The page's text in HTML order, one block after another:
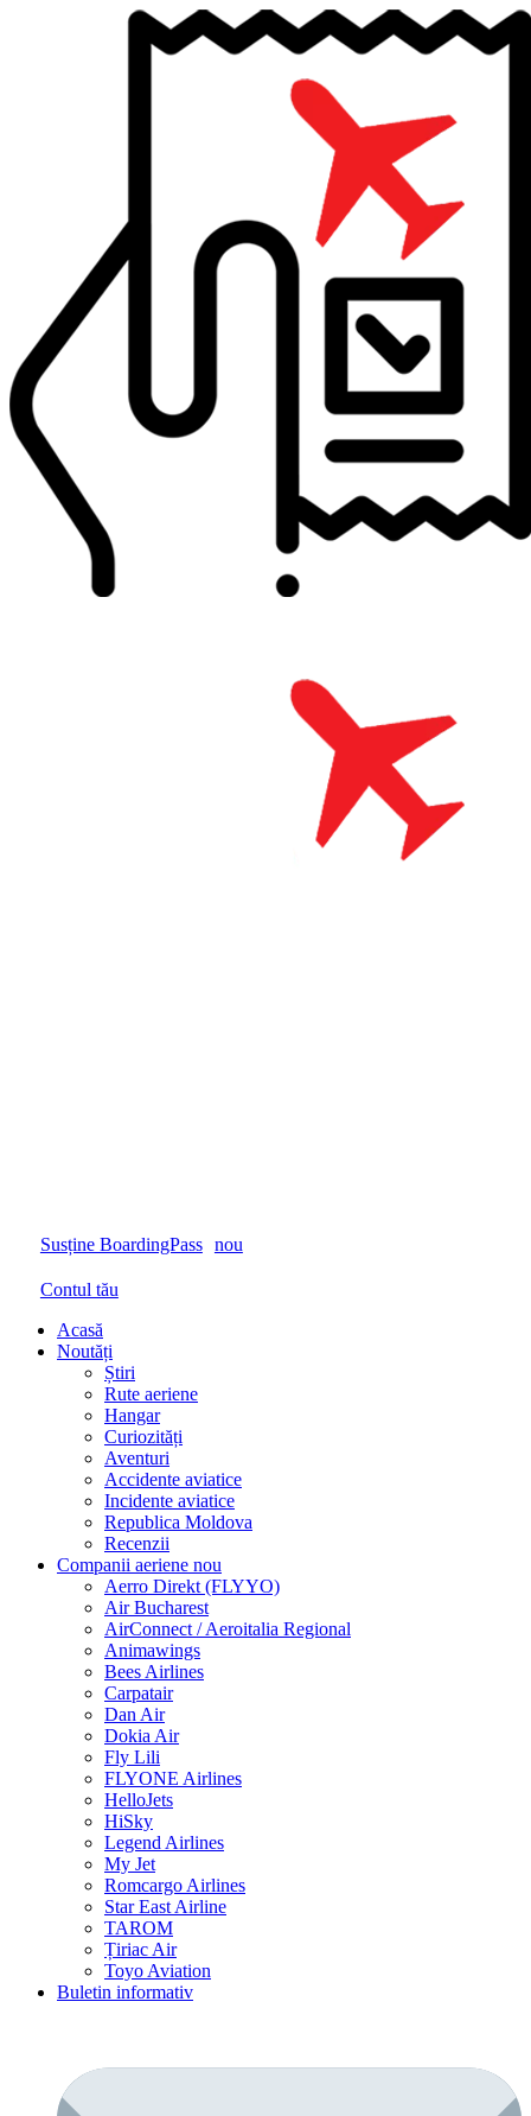
Susține BoardingPass nou
Contul tău
Acasă
Noutăți
Știri
Rute aeriene
Hangar
Curiozități
Aventuri
Accidente aviatice
Incidente aviatice
Republica Moldova
Recenzii
Companii aeriene nou
Aerro Direkt (FLYYO)
Air Bucharest
AirConnect / Aeroitalia Regional
Animawings
Bees Airlines
Carpatair
Dan Air
Dokia Air
Fly Lili
FLYONE Airlines
HelloJets
HiSky
Legend Airlines
My Jet
Romcargo Airlines
Star East Airline
TAROM
Țiriac Air
Toyo Aviation
Buletin informativ